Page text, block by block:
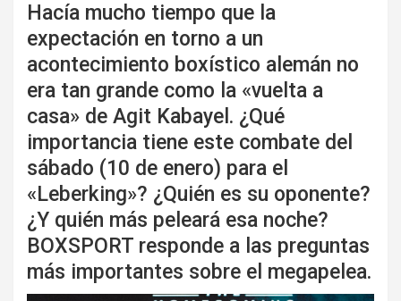
Hacía mucho tiempo que la
expectación en torno a un
acontecimiento boxístico alemán no
era tan grande como la «vuelta a
casa» de Agit Kabayel. ¿Qué
importancia tiene este combate del
sábado (10 de enero) para el
«Leberking»? ¿Quién es su oponente?
¿Y quién más peleará esa noche?
BOXSPORT responde a las preguntas
más importantes sobre el megapelea.